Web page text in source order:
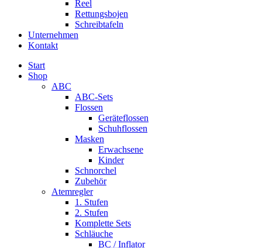
Reel
Rettungsbojen
Schreibtafeln
Unternehmen
Kontakt
Start
Shop
ABC
ABC-Sets
Flossen
Geräteflossen
Schuhflossen
Masken
Erwachsene
Kinder
Schnorchel
Zubehör
Atemregler
1. Stufen
2. Stufen
Komplette Sets
Schläuche
BC / Inflator